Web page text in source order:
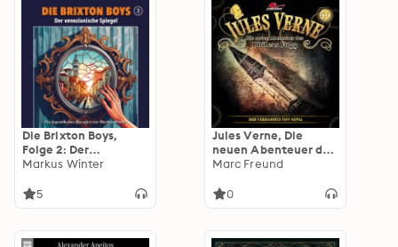
Die Brixton Boys,
Folge 2: Der
venezianische Spiegel
Markus Winter
5
Jules Verne, Die
neuen Abenteuer des
Phileas Fogg, Folge
von Nepal (ungekürzt)
Marc Freund
0